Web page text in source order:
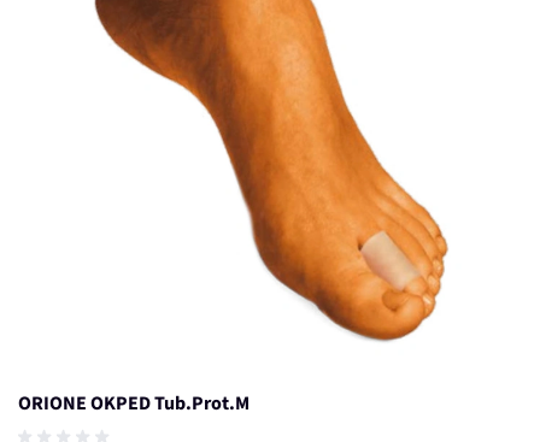
ORIONE OKPED Tub.Prot.M